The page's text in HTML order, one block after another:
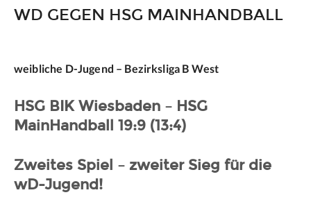
WD GEGEN HSG MAINHANDBALL
weibliche D-Jugend – Bezirksliga B West
HSG BIK Wiesbaden – HSG
MainHandball 19:9 (13:4)
Zweites Spiel – zweiter Sieg für die
wD-Jugend!